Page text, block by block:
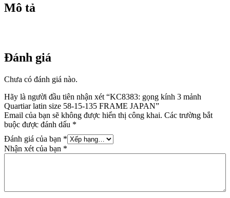
JAPAN
số
Mô tả
Đánh giá
Chưa có đánh giá nào.
Hãy là người đầu tiên nhận xét “KC8383: gọng kính 3 mảnh
Quartiar latin size 58-15-135 FRAME JAPAN”
Email của bạn sẽ không được hiển thị công khai. Các trường bắt
buộc được đánh dấu *
Đánh giá của bạn *
Nhận xét của bạn *